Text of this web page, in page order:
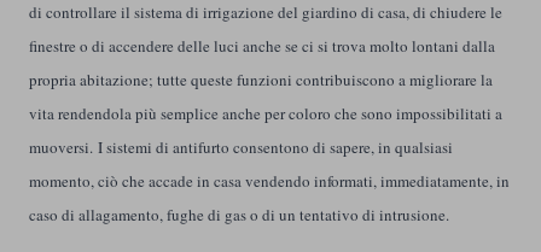
di controllare il sistema di irrigazione del giardino di casa, di chiudere le
finestre o di accendere delle luci anche se ci si trova molto lontani dalla
propria abitazione; tutte queste funzioni contribuiscono a migliorare la
vita rendendola più semplice anche per coloro che sono impossibilitati a
muoversi. I sistemi di antifurto consentono di sapere, in qualsiasi
momento, ciò che accade in casa vendendo informati, immediatamente, in
caso di allagamento, fughe di gas o di un tentativo di intrusione.